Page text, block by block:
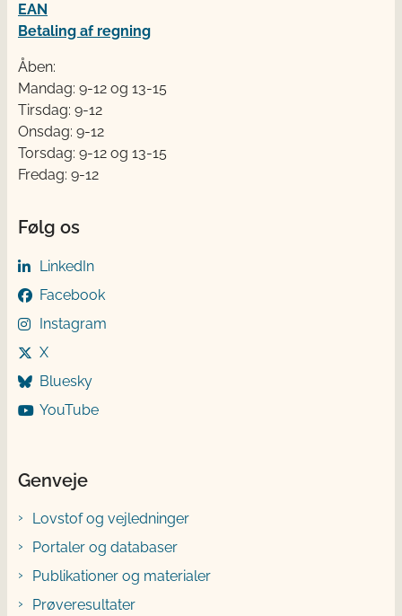
EAN
Betaling af regning
Åben:
Mandag: 9-12 og 13-15
Tirsdag: 9-12
Onsdag: 9-12
Torsdag: 9-12 og 13-15
Fredag: 9-12
Følg os
LinkedIn
Facebook
Instagram
X
Bluesky
YouTube
Genveje
Lovstof og vejledninger
Portaler og databaser
Publikationer og materialer
Prøveresultater